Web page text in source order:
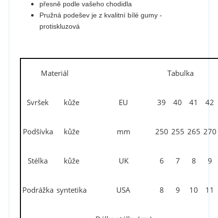
přesně podle vašeho chodidla
Pružná podešev je z kvalitní bílé gumy -
protiskluzová
Materiál Tabulka
Svršek kůže EU 39 40 41 42
Podšívka kůže mm 250 255 265 270
Stélka kůže UK 6 7 8 9
Podrážka syntetika USA 8 9 10 11